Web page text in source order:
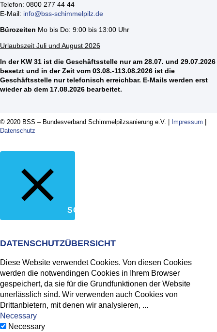
Telefon: 0800 277 44 44
E-Mail: info@bss-schimmelpilz.de
Bürozeiten Mo bis Do: 9:00 bis 13:00 Uhr
Urlaubszeit Juli und August 2026
In der KW 31 ist die Geschäftsstelle nur am 28.07. und 29.07.2026
besetzt und in der Zeit vom 03.08.-113.08.2026 ist die
Geschäftsstelle nur telefonisch erreichbar. E-Mails werden erst
wieder ab dem 17.08.2026 bearbeitet.
© 2020 BSS – Bundesverband Schimmelpilzsanierung e.V. | Impressum
Datenschutz
SCHLIESSEN
DATENSCHUTZÜBERSICHT
Diese Website verwendet Cookies. Von diesen Cookies
werden die notwendingen Cookies in Ihrem Browser
gespeichert, da sie für die Grundfunktionen der Website
unerlässlich sind. Wir verwenden auch Cookies von
Drittanbietern, mit denen wir analysieren, ...
Necessary
Necessary